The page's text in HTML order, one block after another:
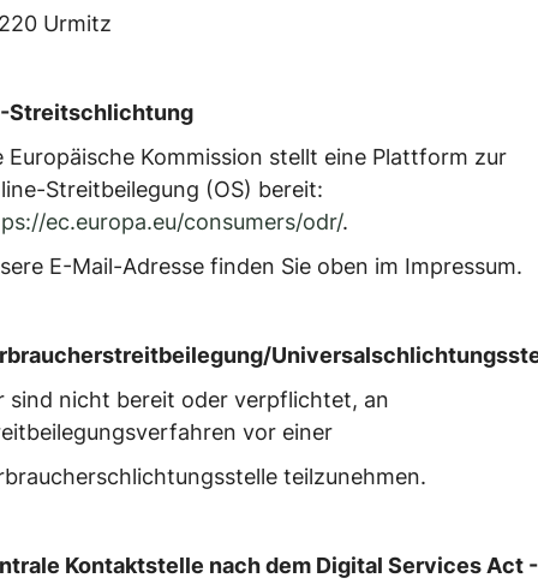
Urmitz
Streitschlichtung
Europäische Kommission stellt eine Plattform zur
Streitbeilegung (OS) bereit:
ec.europa.eu/consumers/odr/.
E-Mail-Adresse finden Sie oben im Impressum.
sind nicht bereit oder verpflichtet, an
vor einer
teilzunehmen.
Kontaktstelle nach dem Digital Services Act -